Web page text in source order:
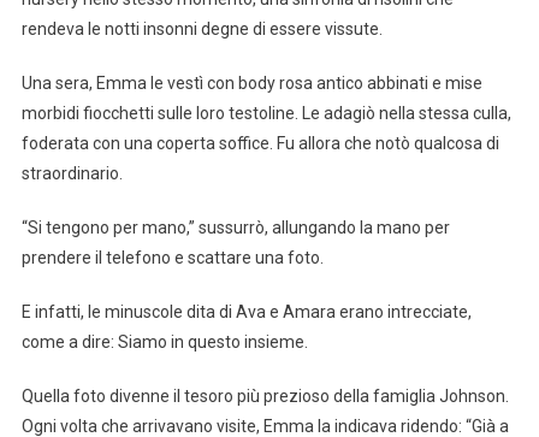
rendeva le notti insonni degne di essere vissute.
Una sera, Emma le vestì con body rosa antico abbinati e mise
morbidi fiocchetti sulle loro testoline. Le adagiò nella stessa culla,
foderata con una coperta soffice. Fu allora che notò qualcosa di
straordinario.
“Si tengono per mano,” sussurrò, allungando la mano per
prendere il telefono e scattare una foto.
E infatti, le minuscole dita di Ava e Amara erano intrecciate,
come a dire: Siamo in questo insieme.
Quella foto divenne il tesoro più prezioso della famiglia Johnson.
Ogni volta che arrivavano visite, Emma la indicava ridendo: “Già a